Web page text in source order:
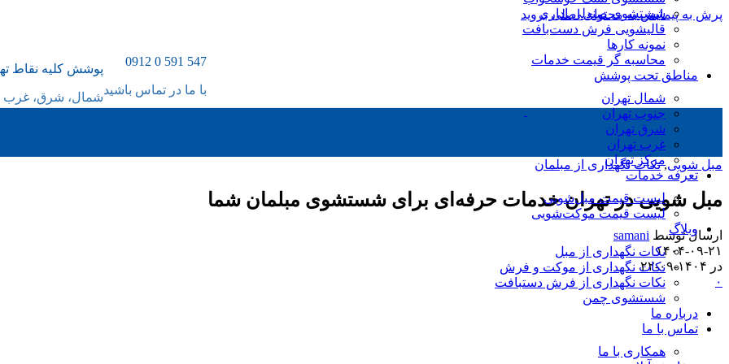
پرش به پیمایشبه محتوای اصلی بروید
547 591 0 0912
با ما در تماس باشید
پوشش کلیه نقاط
شمال، شرق، غرب
شستشوی صندلی اداری
قالیشویی فرش دست‌بافت
نمونه کارها
محاسبه گر قیمت خدمات
مناطق تحت پوشش
شمال تهران
جنوب تهران
شرق تهران
غرب تهران
مرکز تهران
تعرفه خدمات
لیست قیمت مبل‌شویی
لیست قیمت موکت‌شویی
وبلاگ
نکات نگهداری از مبل
نکات نگهداری از موکت و فرش
نکات نگهداری از فرش دستبافت
شستشوی چمن
درباره ما
تماس با ما
همکاری با ما
مبل شویی,نکات نگهداری از مبلمان
مبل شویی در تهران خدمات حرفه‌ای برای شستشوی مبلمان شما
ارسال توسط samani
۱۴۰۴-۰۹-۲۱
در ۱۴۰۴-۰۹-۲۲
۰